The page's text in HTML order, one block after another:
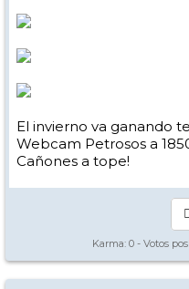
El invierno va ganando
Webcam Petrosos a
Cañones a tope!
Karma: 0 - Votos